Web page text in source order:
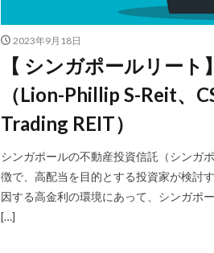
2023年9月18日
【 シンガポールリー
（Lion-Phillip S-Reit、
Trading REIT）
シンガポールの不動産投資信託（シンガ
徴で、高配当を目的とする投資家が検討
因する高金利の環境にあって、シンガポ
[…]